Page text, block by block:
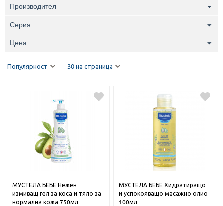
Производител
Серия
Цена
Популярност 30 на страница
МУСТЕЛА БЕБЕ Нежен
измиващ гел за коса и тяло за
нормална кожа 750мл
МУСТЕЛА БЕБЕ Хидратиращо
и успокояващо масажно олио
100мл